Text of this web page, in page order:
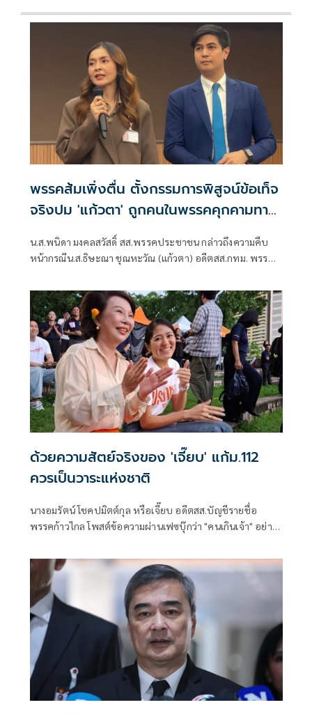
พรรคส้มเพิ่งตื่น ตั้งกรรมการพิสูจน์ข้อเท็จ
จริงปม 'แก้วตา' ถูกคนในพรรคคุกคามทาง
น.ส.พนิดา มงคลสวัสดิ์ สส.พรรคประชาชน กล่าวถึงความคืบ
หน้ากรณีน.ส.ธิษะณา ชุณหะวัณ (แก้วตา) อดีตสส.กทม. พรรค
ไม่มีผู้ที่มีส่วนเกี่ยวข้องกับสภาชุดที่ผ่านมาขึ้นมา เพื่อเปิดพื้นที่
ให้ผู้เสียหายรู้สึกสบายใจที่สุด วางใจที่สุด และปลอดภัยที่สุด
ด้วยความสัตย์จริงของ 'เจี๊ยบ' แก้ม.112
ควรเป็นวาระแห่งชาติ
นางอมรัตน์ โชคปมิตต์กุล หรือเจี๊ยบ อดีตสส.บัญชีรายชื่อ
พรรคก้าวไกล โพสต์ข้อความผ่านเฟซบุ๊กว่า "คนเกินเจ้า" อย่าง